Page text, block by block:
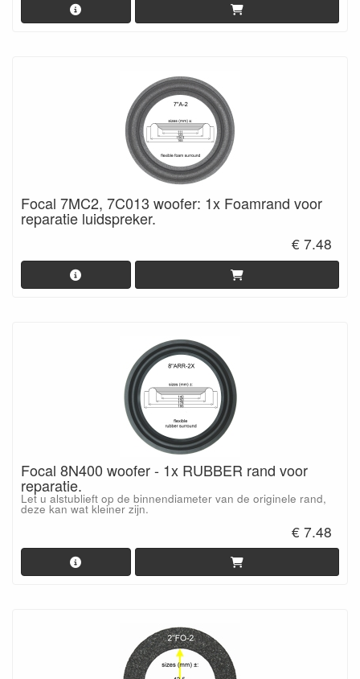
Focal 7MC2, 7C013 woofer: 1x Foamrand voor
reparatie luidspreker.
€ 7.48
Focal 8N400 woofer - 1x RUBBER rand voor
reparatie.
Let u alstublieft op de binnendiameter van de originele rand,
deze kan wat kleiner zijn.
€ 7.48